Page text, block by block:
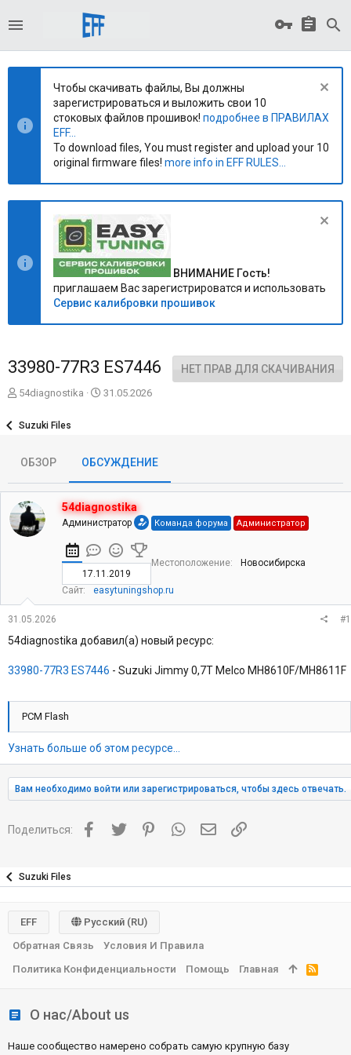
Чтобы скачивать файлы, Вы должны
зарегистрироваться и выложить свои 10
стоковых файлов прошивок! подробнее в ПРАВИЛАХ
EFF...
To download files, You must register and upload your 10
original firmware files! more info in EFF RULES...
ВНИМАНИЕ Гость!
приглашаем Вас зарегистрироватся и использовать
Сервис калибровки прошивок
33980-77R3 ES7446 НЕТ ПРАВ ДЛЯ СКАЧИВАНИЯ
А
т
т
м
ы
54diagnostika
Д
а
а
л
а
31.05.2026
Suzuki Files
ОБЗОР ОБСУЖДЕНИЕ
54diagnostika
Администратор Команда форума Администратор
17.11.2019
Местоположение Новосибирска
Сайт easytuningshop.ru
31.05.2026 #1
54diagnostika добавил(а) новый ресурс:
33980-77R3 ES7446 - Suzuki Jimmy 0,7T Melco MH8610F/MH8611F
PCM Flash
Узнать больше об этом ресурсе...
Вам необходимо войти или зарегистрироваться, чтобы здесь отвечать.
Поделиться: Facebook
Twitter PinterestWhatsAppЭлектронная почта
Ссылка
Suzuki Files
О нас/About us
Наше сообщество намерено собрать самую крупную базу
EFF
Русский (RU)
Обратная Связь
Условия И Правила
Политика Конфиденциальности
Помощь Главная
R
S